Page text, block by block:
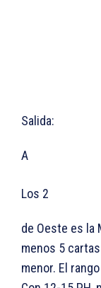
Salida:
A
Los 2
de Oeste es la
menos 5
menor. El